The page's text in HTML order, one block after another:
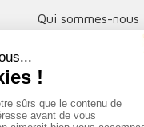
Qui sommes-nous
MON COMPTE